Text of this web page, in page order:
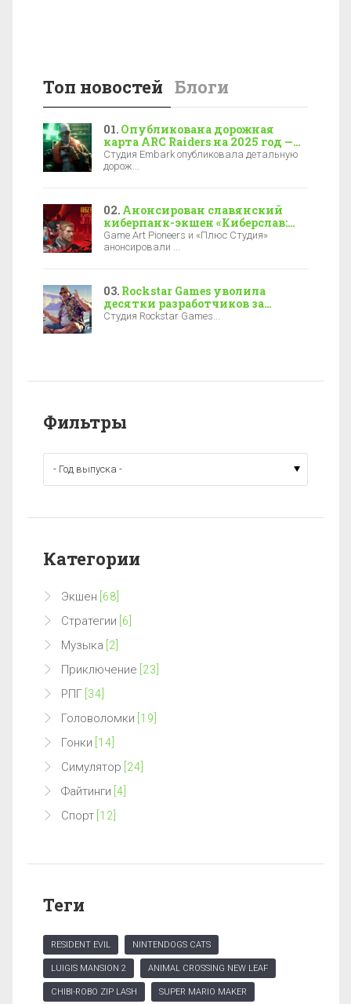
Топ новостей Блоги
Опубликована дорожная
карта ARC Raiders на 2025 год —
новая локация, боссы и зимние
события
Студия Embark опубликовала детальную
дорож...
Анонсирован славянский
киберпанк-экшен «Киберслав:
Затмение» — релиз уже в 2027-м
Game Art Pioneers и «Плюс Студия»
анонсировали ...
Rockstar Games уволила
десятки разработчиков за
полгода до выхода GTA 6
Студия Rockstar Games...
Фильтры
Категории
Экшен [68]
Стратегии [6]
Музыка [2]
Приключение [23]
РПГ [34]
Головоломки [19]
Гонки [14]
Симулятор [24]
Файтинги [4]
Спорт [12]
Теги
RESIDENT EVIL NINTENDOGS CATS
LUIGIS MANSION 2 ANIMAL CROSSING NEW LEAF
CHIBI-ROBO ZIP LASH SUPER MARIO MAKER